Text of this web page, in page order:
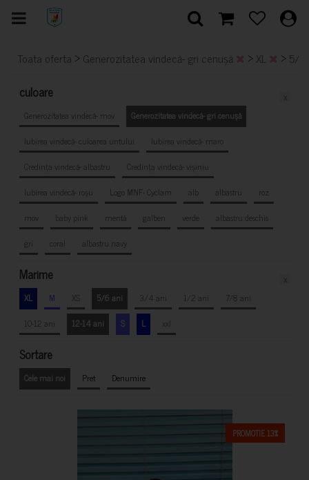
Toata oferta > Generozitatea vindecă- gri cenușă > XL > 5/
culoare
Generozitatea vindecă- mov
Generozitatea vindecă- gri cenușă
Iubirea vindecă- culoarea untului
Iubirea vindecă- maro
Credința vindecă- albastru
Credința vindecă- vișiniu
Iubirea vindecă- roșu
Logo MNF- Cyclam alb albastru
roz
mov
baby pink mentă galben verde
albastru deschis
gri
coral albastru navy
Marime
XL M XS 5/6 ani 3/4 ani 1/2 ani
7/8 ani
10-12 ani
12-14 ani S L xxl
Sortare
Cele mai noi Pret Denumire
PROMOTIE 13%